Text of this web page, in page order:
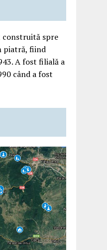
construită spre
piatră, fiind
A fost filială a
când a fost